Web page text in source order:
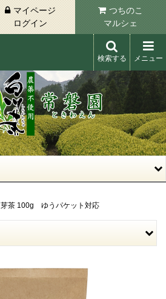
マイページ
ログイン
つちのこ
マルシェ
検索する メニュー
芽茶 100g ゆうパケット対応